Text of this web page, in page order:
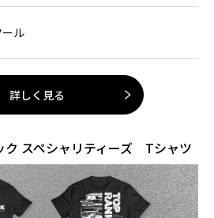
ル
詳しく見る
ク スペシャリティーズ Tシャツ